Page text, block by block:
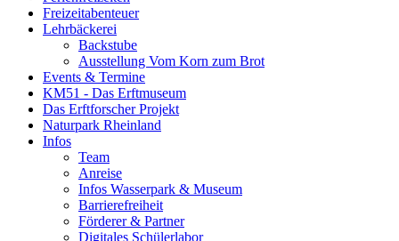
Freizeitabenteuer
Lehrbäckerei
Backstube
Ausstellung Vom Korn zum Brot
Events & Termine
KM51 - Das Erftmuseum
Das Erftforscher Projekt
Naturpark Rheinland
Infos
Team
Anreise
Infos Wasserpark & Museum
Barrierefreiheit
Förderer & Partner
Digitales Schülerlabor